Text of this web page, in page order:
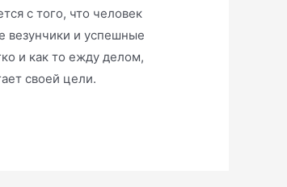
с того, что человек
везунчики и успешные
и как то ежду делом,
своей цели.